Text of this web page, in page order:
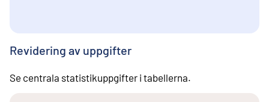
Revidering av uppgifter
Se centrala statistikuppgifter i tabellerna.